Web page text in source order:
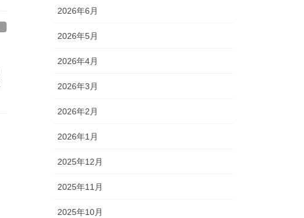
2026年6月
2026年5月
2026年4月
2026年3月
2026年2月
2026年1月
2025年12月
2025年11月
2025年10月